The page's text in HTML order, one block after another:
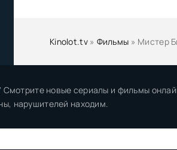
Kinolot.tv» Фильмы » Мистер
Смотрите новые сериалы и фильмы
нарушителей находим.